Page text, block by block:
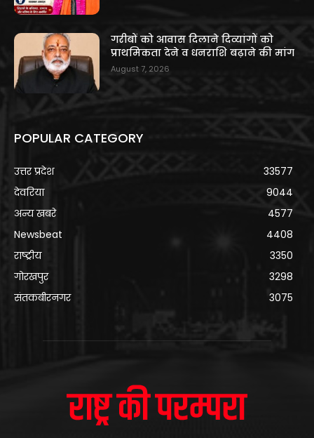
गरीबों को आवास दिलाने दिव्यांगों को
प्राथमिकता देने व धनराशि बढ़ाने की मांग
August 7, 2026
POPULAR CATEGORY
उत्तर प्रदेश
33577
देवरिया
9044
अन्य खबरे
4577
Newsbeat
4408
राष्ट्रीय
3350
गोरखपुर
3298
संतकबीरनगर
3075